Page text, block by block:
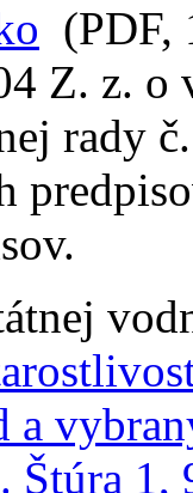
(PDF,
Z. z. o
rady
a
Štúra 1,